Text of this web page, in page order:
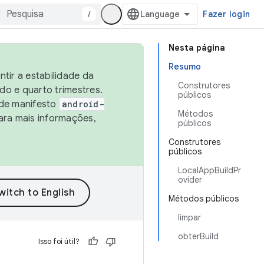
/ Fazer login
Nesta página
Resumo
Construtores
públicos
Métodos
públicos
Construtores
públicos
LocalAppBuildPr
ovider
Métodos públicos
limpar
obterBuild
a estabilidade da
e quarto trimestres.
manifesto
android-
mais informações,
Isso foi útil?